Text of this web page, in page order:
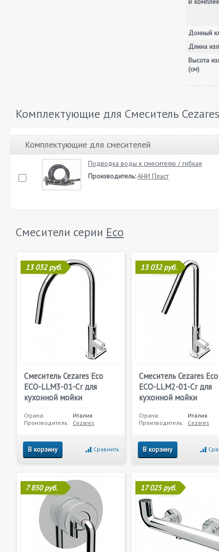
Донный
Длина
Высота
(см)
Комплектующие для Смеситель
Комплектующие для смесителей
Подводка воды к смесителю / гибкая
Производитель: АНИ Пласт
Смесители серии Eco
13 032 руб.
Смеситель Cezares Eco
ECO-LLM3-01-Cr для
кухонной мойки
Страна:
Италия
Производитель: Cezares
В корзину Сравнить
13 032 руб.
Смеситель Cezares Eco
ECO-LLM2-01-Cr для
кухонной мойки
Страна:
Италия
Производитель: Cezares
В корзину
7 850 руб. 17 025 руб.